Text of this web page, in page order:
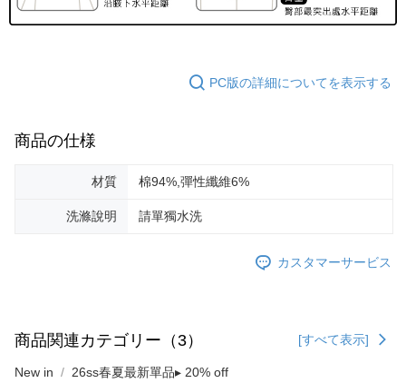
PC版の詳細についてを表示する
商品の仕様
材質 棉94%,彈性纖維6%
洗滌說明 請單獨水洗
カスタマーサービス
商品関連カテゴリー（3） [すべて表示]
New in 26ss春夏最新單品▸ 20% off